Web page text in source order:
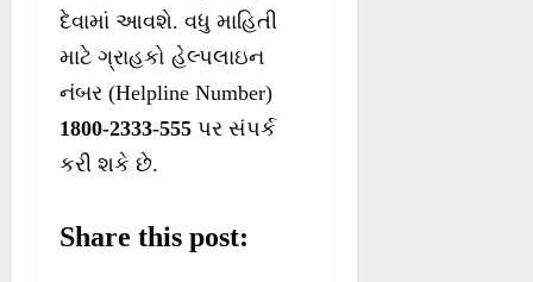
દેવામાં આવશે. વધુ માહિતી
માટે ગ્રાહકો હેલ્પલાઇન
નંબર (Helpline Number)
1800-2333-555 પર સંપર્ક
કરી શકે છે.
Share this post: